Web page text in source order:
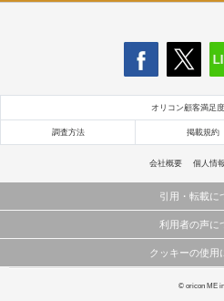
オリコン顧客満足
調査方法 掲載規約
会社概要 個人情
引用・転載に
当サイトで公開されている情報（文字、写真、イ
これらの情報を権利者の許可なく無断転載・複製
利用者の声に
当サイトに掲載している内容はすべてサービスの利
弊社の見解・ 意見ではないことをご理解いただいた
クッキーの使用
このサイトでは Cookie を使用して、ユーザーに合
© oricon ME